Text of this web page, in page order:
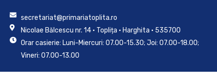
secretariat@primariatoplita.ro
Nicolae Bălcescu nr. 14 • Toplița • Harghita • 535700
Orar casierie: Luni-Miercuri: 07.00-15.30; Joi: 07.00-18.00;
Vineri: 07.00-13.00